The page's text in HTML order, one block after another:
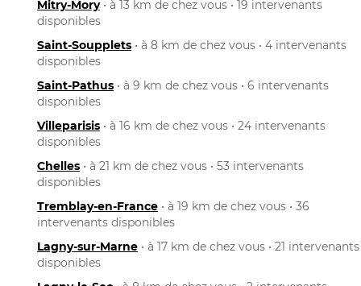
Mitry-Mory• à 13 km de chez vous • 19 intervenants
disponibles
Saint-Soupplets • à 8 km de chez vous • 4 intervenants
disponibles
Saint-Pathus • à 9 km de chez vous • 6 intervenants
disponibles
Villeparisis • à 16 km de chez vous • 24 intervenants
disponibles
Chelles • à 21 km de chez vous • 53 intervenants
disponibles
Tremblay-en-France • à 19 km de chez vous • 36
intervenants disponibles
Lagny-sur-Marne • à 17 km de chez vous • 21 intervenants
disponibles